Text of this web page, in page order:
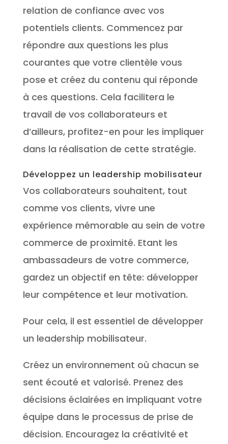
relation de confiance avec vos
potentiels clients. Commencez par
répondre aux questions les plus
courantes que votre clientèle vous
pose et créez du contenu qui réponde
à ces questions. Cela facilitera le
travail de vos collaborateurs et
d’ailleurs, profitez-en pour les impliquer
dans la réalisation de cette stratégie.
Développez un leadership mobilisateur
Vos collaborateurs souhaitent, tout
comme vos clients, vivre une
expérience mémorable au sein de votre
commerce de proximité. Etant les
ambassadeurs de votre commerce,
gardez un objectif en tête: développer
leur compétence et leur motivation.
Pour cela, il est essentiel de développer
un leadership mobilisateur.
Créez un environnement où chacun se
sent écouté et valorisé. Prenez des
décisions éclairées en impliquant votre
équipe dans le processus de prise de
décision. Encouragez la créativité et